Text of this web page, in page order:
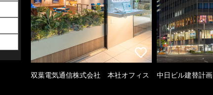
双葉電気通信株式会社 本社オフィス 中日ビル建替計画